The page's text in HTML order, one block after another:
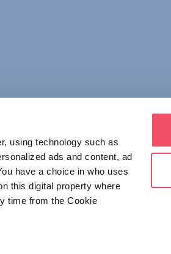
using technology such as
ads and content, ad
have a choice in who uses
this digital property where
time from the Cookie